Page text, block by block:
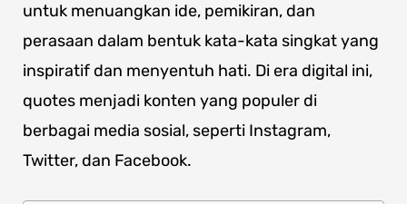
untuk menuangkan ide, pemikiran, dan
perasaan dalam bentuk kata-kata singkat yang
inspiratif dan menyentuh hati. Di era digital ini,
quotes menjadi konten yang populer di
berbagai media sosial, seperti Instagram,
Twitter, dan Facebook.